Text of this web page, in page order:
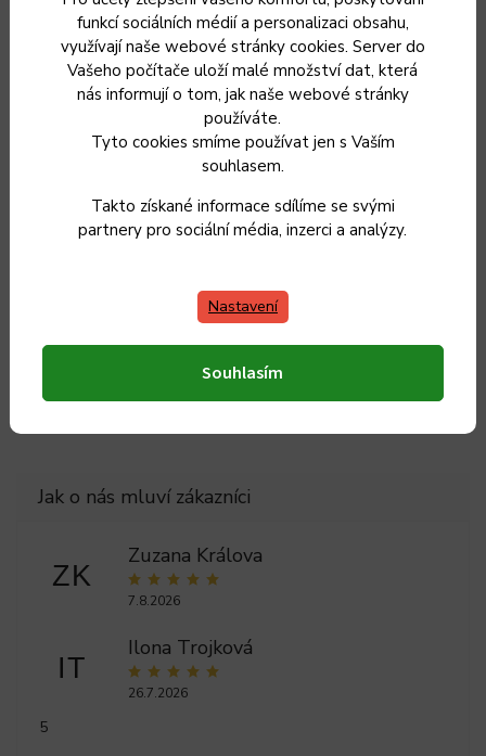
funkcí sociálních médií a personalizaci obsahu,
využívají naše webové stránky cookies. Server do
Vašeho počítače uloží malé množství dat, která
nás informují o tom, jak naše webové stránky
používáte.
Tyto cookies smíme používat jen s Vaším
souhlasem.
Takto získané informace sdílíme se svými
partnery pro sociální média, inzerci a analýzy.
Nastavení
Souhlasím
Kategorie: Vykrvovací nože
2 roky
Hmotnost : 0.12 kg
34 cm
ZK
Zuzana Králova
7.8.2026
IT
Ilona Trojková
26.7.2026
5